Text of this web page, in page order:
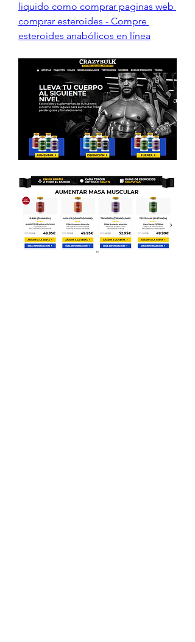
liquido como comprar paginas web
comprar esteroides - Compre
esteroides anabólicos en línea